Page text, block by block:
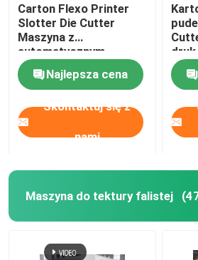
Carton Flexo Printer
Slotter Die Cutter
Maszyna z
automatycznym
urządzeniem do
przycinania
Najlepsza cena
Skontaktuj się z
nami
Maszyna do tektury falistej